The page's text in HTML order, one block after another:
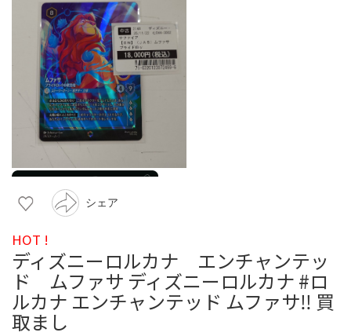
シェア
HOT !
ディズニーロルカナ エンチャンテッ
ド ムファサ ディズニーロルカナ #ロ
ルカナ エンチャンテッド ムファサ‼️ 買
取まし